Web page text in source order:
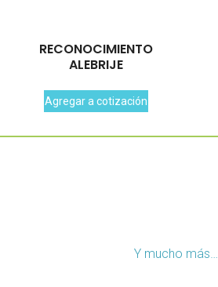
RECONOCIMIENTO
ALEBRIJE
Agregar a cotización
Y mucho más…